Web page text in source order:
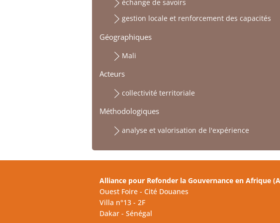
échange de savoirs
gestion locale et renforcement des capacités
Géographiques
Mali
Acteurs
collectivité territoriale
Méthodologiques
analyse et valorisation de l'expérience
Alliance pour Refonder la Gouvernance en Afrique
Ouest Foire - Cité Douanes
Villa n°13 - 2F
Dakar - Sénégal